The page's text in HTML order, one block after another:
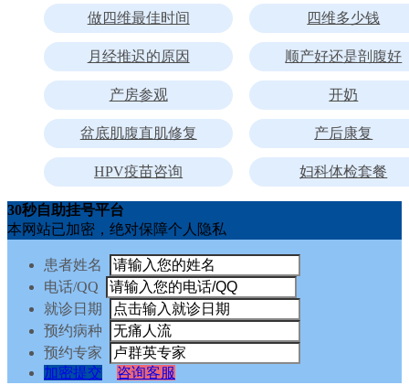
做四维最佳时间 四维多少钱
月经推迟的原因 顺产好还是剖腹好
产房参观 开奶
盆底肌腹直肌修复 产后康复
HPV疫苗咨询 妇科体检套餐
30秒自助挂号平台
本网站已加密，绝对保障个人隐私
患者姓名
电话/QQ
就诊日期
预约病种
预约专家
加密提交
咨询客服